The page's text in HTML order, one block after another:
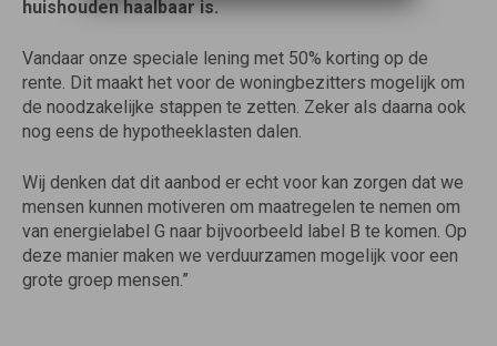
huishouden haalbaar is.
Vandaar onze speciale lening met 50% korting op de
rente. Dit maakt het voor de woningbezitters mogelijk om
de noodzakelijke stappen te zetten. Zeker als daarna ook
nog eens de hypotheeklasten dalen.
Wij denken dat dit aanbod er echt voor kan zorgen dat we
mensen kunnen motiveren om maatregelen te nemen om
van energielabel G naar bijvoorbeeld label B te komen. Op
deze manier maken we verduurzamen mogelijk voor een
grote groep mensen.”